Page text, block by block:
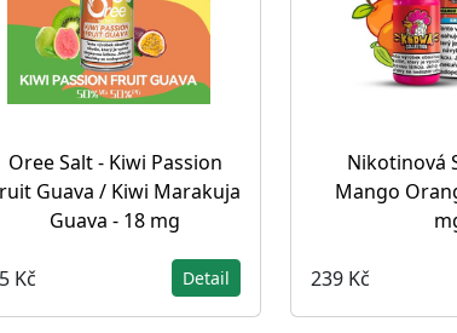
Oree Salt - Kiwi Passion
Guava / Kiwi Marakuja
Guava - 18 mg
Kč Detail
Nikotinová
Mango
239 Kč